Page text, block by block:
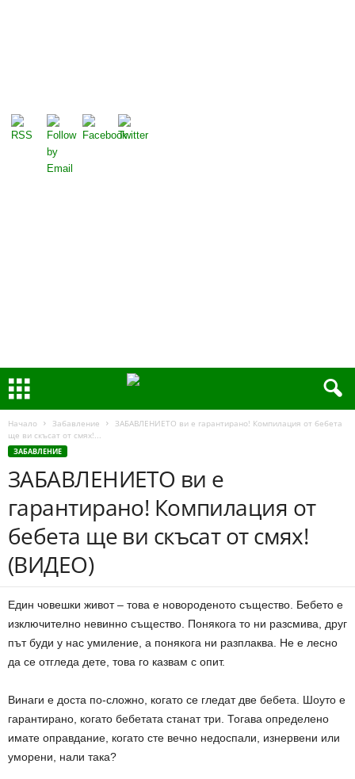
Начало Забавление
ЗАБАВЛЕНИЕТО ви е гарантирано! Компилация от бебета
ще ви скъсат от смях!...
ЗАБАВЛЕНИЕ
ЗАБАВЛЕНИЕТО ви е
гарантирано! Компилация от
бебета ще ви скъсат от смях!
(ВИДЕО)
Един човешки живот – това е новороденото същество. Бебето е
изключително невинно същество. Понякога то ни разсмива, друг
път буди у нас умиление, а понякога ни разплаква. Не е лесно
да се отгледа дете, това го казвам с опит.
Винаги е доста по-сложно, когато се гледат две бебета. Шоуто е
гарантирано, когато бебетата станат три. Тогава определено
имате оправдание, когато сте вечно недоспали, изнервени или
уморени, нали така?